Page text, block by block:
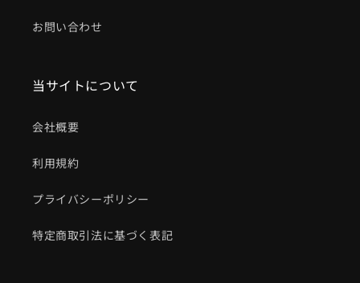
お問い合わせ
当サイトについて
会社概要
利用規約
プライバシーポリシー
特定商取引法に基づく表記